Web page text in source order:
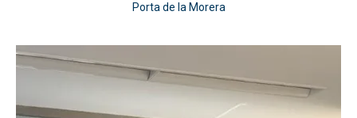
Porta de la Morera